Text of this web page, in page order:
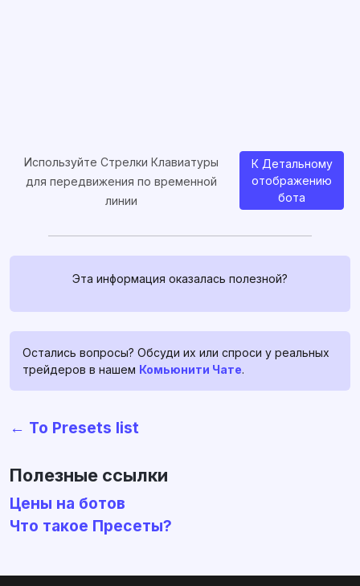
Используйте Стрелки Клавиатуры
для передвижения по временной
линии
К Детальному
отображению
бота
Эта информация оказалась полезной?
Остались вопросы? Обсуди их или спроси у реальных
трейдеров в нашем Комьюнити Чате.
← To Presets list
Полезные ссылки
Цены на ботов
Что такое Пресеты?
Связаться с нами
Если у вас есть какие-либо
profitage_support_bot
24/7, и всегда готова помочь и
развеять ваши сомнения и